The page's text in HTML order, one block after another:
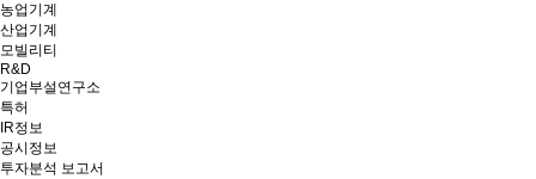
농업기계
산업기계
모빌리티
R&D
기업부설연구소
특허
IR정보
공시정보
투자분석 보고서